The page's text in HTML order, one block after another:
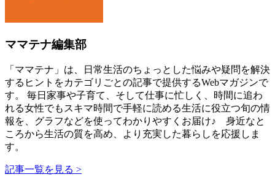
ママテナ編集部
「ママテナ」は、日常生活のちょっとした悩みや疑問を解決
するヒントをカテゴリごとの記事で提供するWebマガジンで
す。 毎日家事や子育て、そして仕事に忙しく、時間に追わ
れる女性でもスキマ時間で手軽に読める生活に役立つ旬の情
報を、グラフなどを使ってわかりやすくお届け♪ 身近なと
ころから生活の質を高め、より充実した暮らしを応援しま
す。
記事一覧を見る >